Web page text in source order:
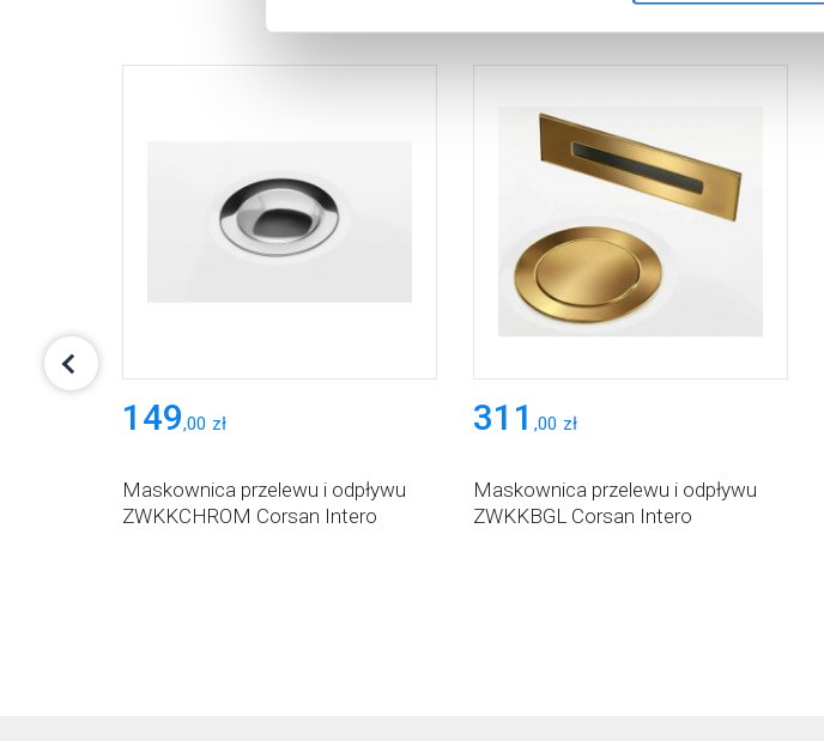
149,00 zł
Maskownica przelewu i odpływu
ZWKKCHROM Corsan Intero
311 ,00 zł
Maskownica przelewu i odpływu
ZWKKBGL Corsan Intero